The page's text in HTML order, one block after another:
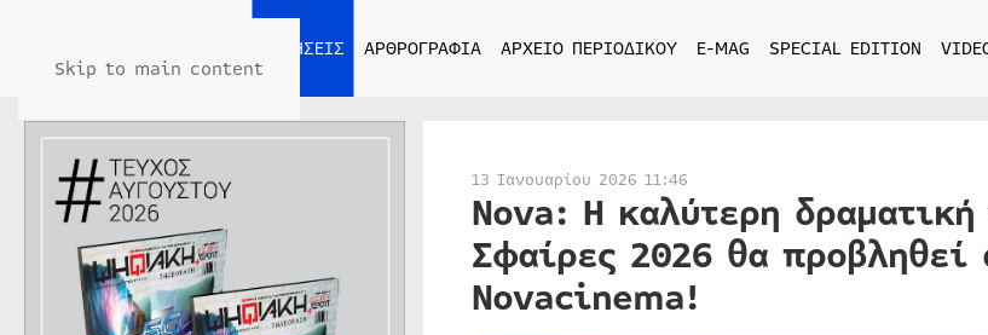
Skip to main content
ΕΙΔΗΣΕΙΣ ΑΡΘΡΟΓΡΑΦΙΑ ΑΡΧΕΙΟ ΠΕΡΙΟΔΙΚΟΥ E-MAG SPECIAL EDITION
13 Ιανουαρίου 2026 11:46
Nova: Η καλύτερη
Σφαίρες 2026 θα προβληθεί
Novacinema!